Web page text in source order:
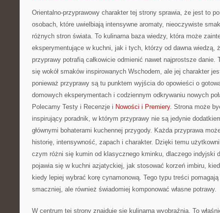
Orientalno-przyprawowy charakter tej strony sprawia, że jest to
osobach, które uwielbiają intensywne aromaty, nieoczywiste
różnych stron świata. To kulinarna baza wiedzy, która może
eksperymentujące w kuchni, jak i tych, którzy od dawna wiedzą,
przyprawy potrafią całkowicie odmienić nawet najprostsze danie.
się wokół smaków inspirowanych Wschodem, ale jej charakter
ponieważ przyprawy są tu punktem wyjścia do opowieści o
domowych eksperymentach i codziennym odkrywaniu nowych
Polecamy Testy i Recenzje i Nowości i Premiery. Strona może
inspirujący poradnik, w którym przyprawy nie są jedynie
głównymi bohaterami kuchennej przygody. Każda przyprawa
historię, intensywność, zapach i charakter. Dzięki temu
czym różni się kumin od klasycznego kminku, dlaczego indyjski
pojawia się w kuchni azjatyckiej, jak stosować korzeń imbiru,
kiedy lepiej wybrać korę cynamonową. Tego typu treści
smaczniej, ale również świadomiej komponować własne potrawy.
W centrum tej strony znajduje się kulinarna wyobraźnia. To